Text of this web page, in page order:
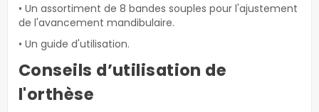
• Un assortiment de 8 bandes souples pour l'ajustement
de l'avancement mandibulaire.
• Un guide d'utilisation.
Conseils d’utilisation de
l'orthèse